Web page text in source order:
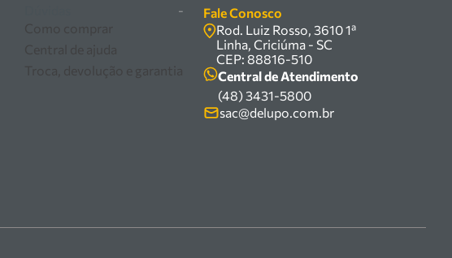
-
Fale Conosco
Rod. Luiz Rosso, 3610 1ª
Linha, Criciúma - SC
CEP: 88816-510
Central de Atendimento
(48) 3431-5800
sac@delupo.com.br